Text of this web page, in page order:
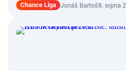
Chance Liga Jonáš Bartoš8. srpna